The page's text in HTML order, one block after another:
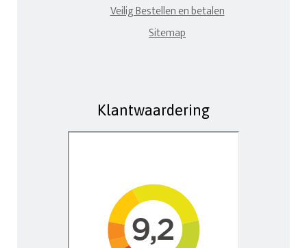
Veilig Bestellen en betalen
Sitemap
Klantwaardering